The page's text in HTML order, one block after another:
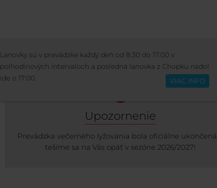
Slovenčina
AKTIVITY ZIMNÉ AKTIVITY VEČERNÉ
Upozornenie
Prevádzka večerného lyžovania bola oficiálne
tešíme sa na Vás opäť v sezóne 2026/2027!
Lanovky sú v prevádzke každý deň od 8:30 do 17:00 v
polhodinových intervaloch a posledná lanovka z Chopku nadol
ide o 17:00.
VIAC INFO